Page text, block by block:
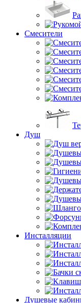
Смесители
Душ
Инсталляции
Душевые